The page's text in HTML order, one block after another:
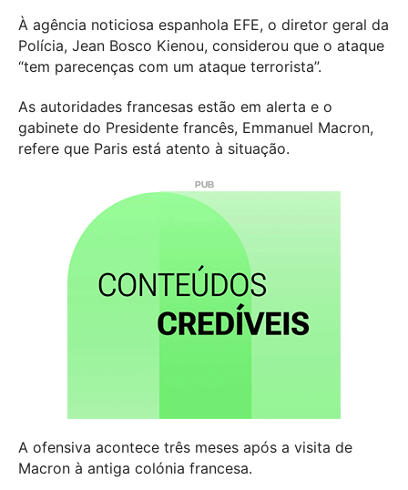
À agência noticiosa espanhola EFE, o diretor geral da
Polícia, Jean Bosco Kienou, considerou que o ataque
“tem parecenças com um ataque terrorista”.
As autoridades francesas estão em alerta e o
gabinete do Presidente francês, Emmanuel Macron,
refere que Paris está atento à situação.
A ofensiva acontece três meses após a visita de
Macron à antiga colónia francesa.